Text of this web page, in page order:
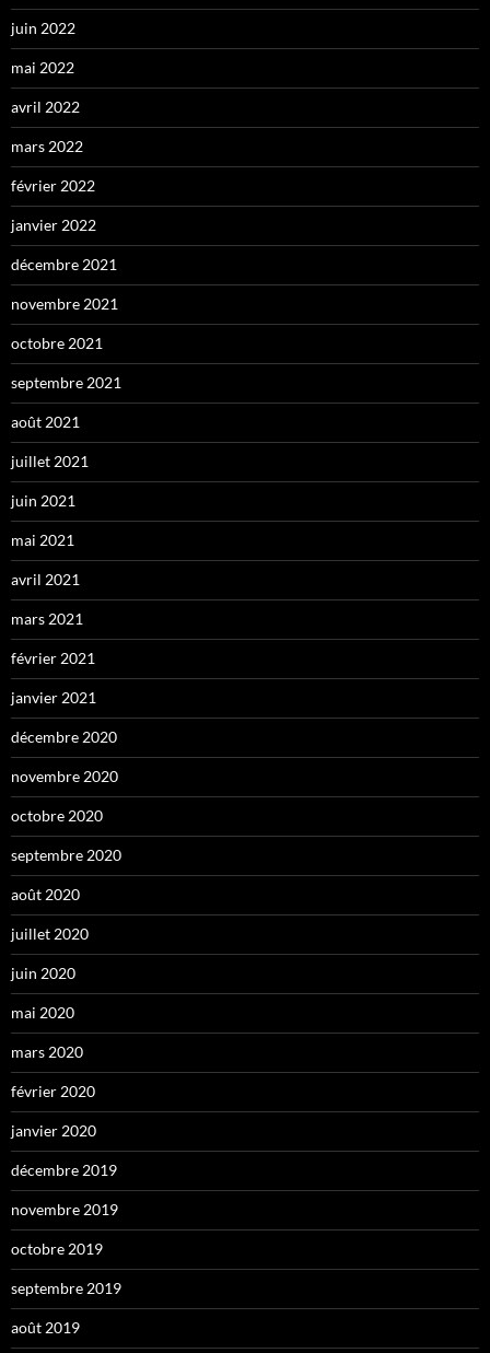
juin 2022
mai 2022
avril 2022
mars 2022
février 2022
janvier 2022
décembre 2021
novembre 2021
octobre 2021
septembre 2021
août 2021
juillet 2021
juin 2021
mai 2021
avril 2021
mars 2021
février 2021
janvier 2021
décembre 2020
novembre 2020
octobre 2020
septembre 2020
août 2020
juillet 2020
juin 2020
mai 2020
mars 2020
février 2020
janvier 2020
décembre 2019
novembre 2019
octobre 2019
septembre 2019
août 2019